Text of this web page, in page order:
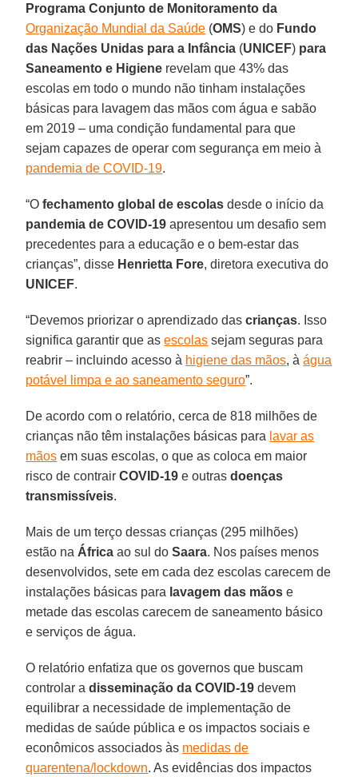
Programa Conjunto de Monitoramento da
Organização Mundial da Saúde (OMS) e do Fundo
das Nações Unidas para a Infância (UNICEF) para
Saneamento e Higiene revelam que 43% das
escolas em todo o mundo não tinham instalações
básicas para lavagem das mãos com água e sabão
em 2019 – uma condição fundamental para que
sejam capazes de operar com segurança em meio à
pandemia de COVID-19.
“Ofechamento global de escolas desde o início da
pandemia de COVID-19 apresentou um desafio sem
precedentes para a educação e o bem-estar das
crianças”, disse Henrietta Fore, diretora executiva do
UNICEF.
“Devemos priorizar o aprendizado dascrianças. Isso
significa garantir que asescolas sejam seguras para
reabrir – incluindo acesso à higiene das mãos, àágua
potável limpa e ao saneamento seguro”.
De acordo com o relatório, cerca de 818 milhões de
crianças não têm instalações básicas para lavar as
mãos em suas escolas, o que as coloca em maior
risco de contrairCOVID-19 e outrasdoenças
transmissíveis.
Mais de um terço dessas crianças (295 milhões)
estão na África ao sul doSaara. Nos países menos
desenvolvidos, sete em cada dez escolas carecem de
instalações básicas para lavagem das mãos e
metade das escolas carecem de saneamento básico
e serviços de água.
O relatório enfatiza que os governos que buscam
controlar a disseminação da COVID-19 devem
equilibrar a necessidade de implementação de
medidas de saúde pública e os impactos sociais e
econômicos associados às medidas de
quarentena/lockdown. As evidências dos impactos